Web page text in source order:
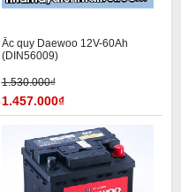
Ắc quy Daewoo 12V-60Ah
(DIN56009)
1.530.000₫
1.457.000₫